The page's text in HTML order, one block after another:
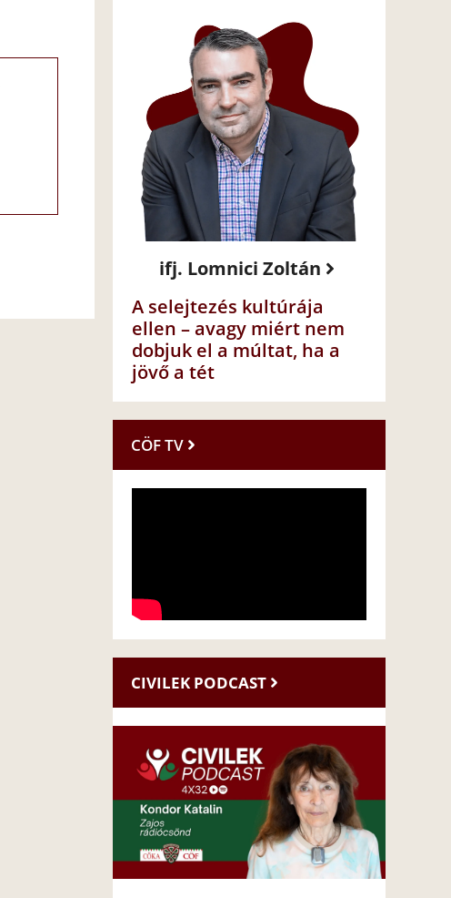
ifj. Lomnici Zoltán
A selejtezés kultúrája
ellen – avagy miért nem
dobjuk el a múltat, ha a
jövő a tét
CÖF TV
CIVILEK PODCAST